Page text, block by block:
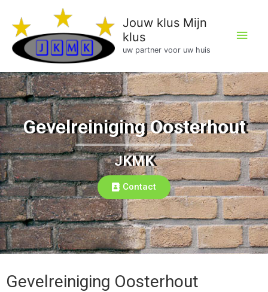
Jouw klus Mijn
klus
uw partner voor uw huis
Gevelreiniging Oosterhout
JKMK
Contact
Gevelreiniging Oosterhout